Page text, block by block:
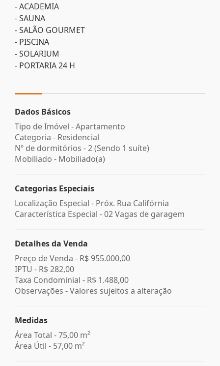
- ACADEMIA
- SAUNA
- SALÃO GOURMET
- PISCINA
- SOLARIUM
- PORTARIA 24 H
Dados Básicos
Tipo de Imóvel - Apartamento
Categoria - Residencial
Nº de dormitórios - 2 (Sendo 1 suíte)
Mobiliado - Mobiliado(a)
Categorias Especiais
Localização Especial - Próx. Rua Califórnia
Característica Especial - 02 Vagas de garagem
Detalhes da Venda
Preço de Venda - R$ 955.000,00
IPTU - R$ 282,00
Taxa Condominial - R$ 1.488,00
Observações - Valores sujeitos a alteração
Medidas
Área Total - 75,00 m²
Área Útil - 57,00 m²